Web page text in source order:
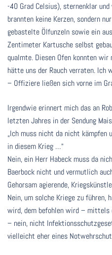
-40 Grad Celsius), sternenklar
brannten keine Kerzen, sondern
gebastelte Ölfunzeln sowie ein
Zentimeter Kartusche selbst
qualmte. Diesen Ofen konnten wir
hätte uns der Rauch verraten. Ich
– Offiziere ließen sich vorne im
Irgendwie erinnert mich das an
letzten Jahres in der Sendung
„Ich muss nicht da nicht kämpfen
in diesem Krieg …“
Nein, ein Herr Habeck muss da
Baerbock nicht und vermutlich
Gehorsam agierende,
Nein, um solche Kriege zu führen,
wird, dem befohlen wird – mittels
– nein, nicht
vielleicht eher eines